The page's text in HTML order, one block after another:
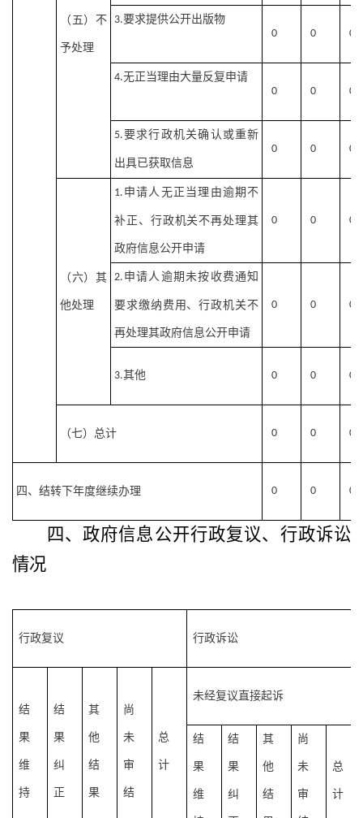
（五）不
予处理
3.要求提供公开出版物
0
0 0
4.无正当理由大量反复申请
0
0 0
5.要求行政机关确认或重新
出具已获取信息
0 0 0
（六）其
他处理
1. 申请人无正当理由逾期不
补正、行政机关不再处理其
政府信息公开申请
0 0 0
2. 申请人逾期未按收费通知
要求缴纳费用、行政机关不
再处理其政府信息公开申请
0 0 0
3.其他 0 0 0
（七）总计 0 0 0
四、结转下年度继续办理 0 0 0
四、政府信息公开行政复议、行政诉讼
情况
行政复议 行政诉讼
结
果
维
持
结
果
纠
正
其
他
结
果
尚
未
审
结
总
计
未经复议直接起诉
结
果
维
结
果
纠
其
他
结
尚
未
审
总
计